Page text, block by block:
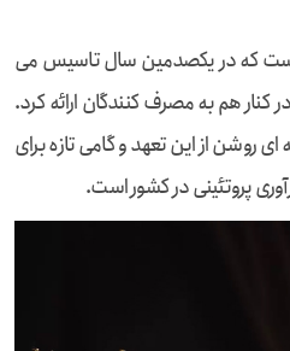
است که در یکصدمین سال تاسیس می
کنار هم به مصرف کنندگان ارائه کرد.
روشن از این تعهد و گامی تازه برای
پروتئینی در کشور است.